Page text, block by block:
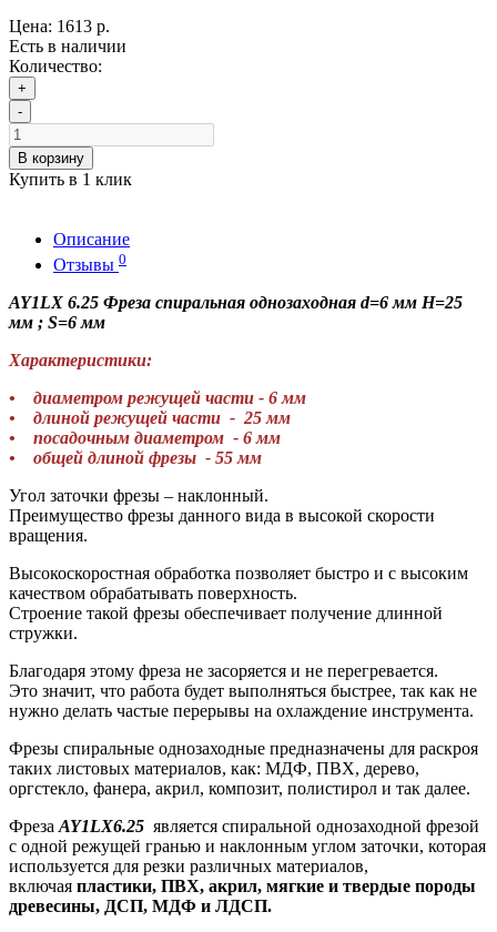
Цена: 1613 р.
Есть в наличии
Количество:
+
-
В корзину
Купить в 1 клик
Описание
Отзывы 0
AY1LX 6.25 Фреза спиральная однозаходная d=6 мм H=25
мм ; S=6 мм
Характеристики:
• диаметром режущей части - 6 мм
• длиной режущей части - 25 мм
• посадочным диаметром - 6 мм
• общей длиной фрезы - 55 мм
Угол заточки фрезы – наклонный.
Преимущество фрезы данного вида в высокой скорости
вращения.
Высокоскоростная обработка позволяет быстро и с высоким
качеством обрабатывать поверхность.
Строение такой фрезы обеспечивает получение длинной
стружки.
Благодаря этому фреза не засоряется и не перегревается.
Это значит, что работа будет выполняться быстрее, так как не
нужно делать частые перерывы на охлаждение инструмента.
Фрезы спиральные однозаходные предназначены для раскроя
таких листовых материалов, как: МДФ, ПВХ, дерево,
оргстекло, фанера, акрил, композит, полистирол и так далее.
Фреза AY1LX6.25 является спиральной однозаходной фрезой
с одной режущей гранью и наклонным углом заточки, которая
используется для резки различных материалов,
включая пластики, ПВХ, акрил, мягкие и твердые породы
древесины, ДСП, МДФ и ЛДСП.